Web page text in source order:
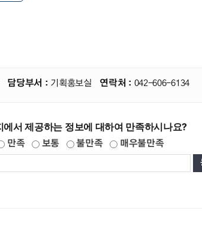
담당부서 : 기획홍보실 연락처 : 042-606-6134
에서 제공하는 정보에 대하여 만족하시나요?
만족 보통 불만족 매우불만족